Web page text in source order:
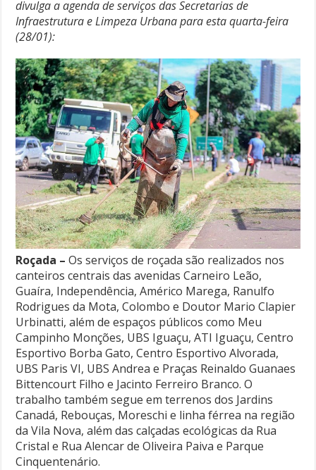
divulga a agenda de serviços das Secretarias de
Infraestrutura e Limpeza Urbana para esta quarta-feira
(28/01):
Roçada – Os serviços de roçada são realizados nos
canteiros centrais das avenidas Carneiro Leão,
Guaíra, Independência, Américo Marega, Ranulfo
Rodrigues da Mota, Colombo e Doutor Mario Clapier
Urbinatti, além de espaços públicos como Meu
Campinho Monções, UBS Iguaçu, ATI Iguaçu, Centro
Esportivo Borba Gato, Centro Esportivo Alvorada,
UBS Paris VI, UBS Andrea e Praças Reinaldo Guanaes
Bittencourt Filho e Jacinto Ferreiro Branco. O
trabalho também segue em terrenos dos Jardins
Canadá, Rebouças, Moreschi e linha férrea na região
da Vila Nova, além das calçadas ecológicas da Rua
Cristal e Rua Alencar de Oliveira Paiva e Parque
Cinquentenário.